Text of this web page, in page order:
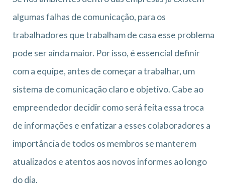
algumas falhas de comunicação, para os
trabalhadores que trabalham de casa esse problema
pode ser ainda maior. Por isso, é essencial definir
com a equipe, antes de começar a trabalhar, um
sistema de comunicação claro e objetivo. Cabe ao
empreendedor decidir como será feita essa troca
de informações e enfatizar a esses colaboradores a
importância de todos os membros se manterem
atualizados e atentos aos novos informes ao longo
do dia.